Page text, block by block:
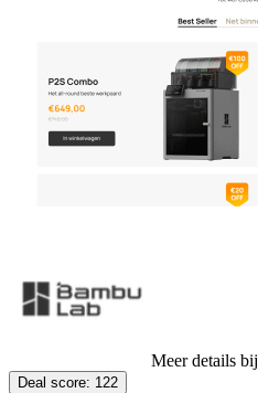
Meer details bij
Deal score: 122